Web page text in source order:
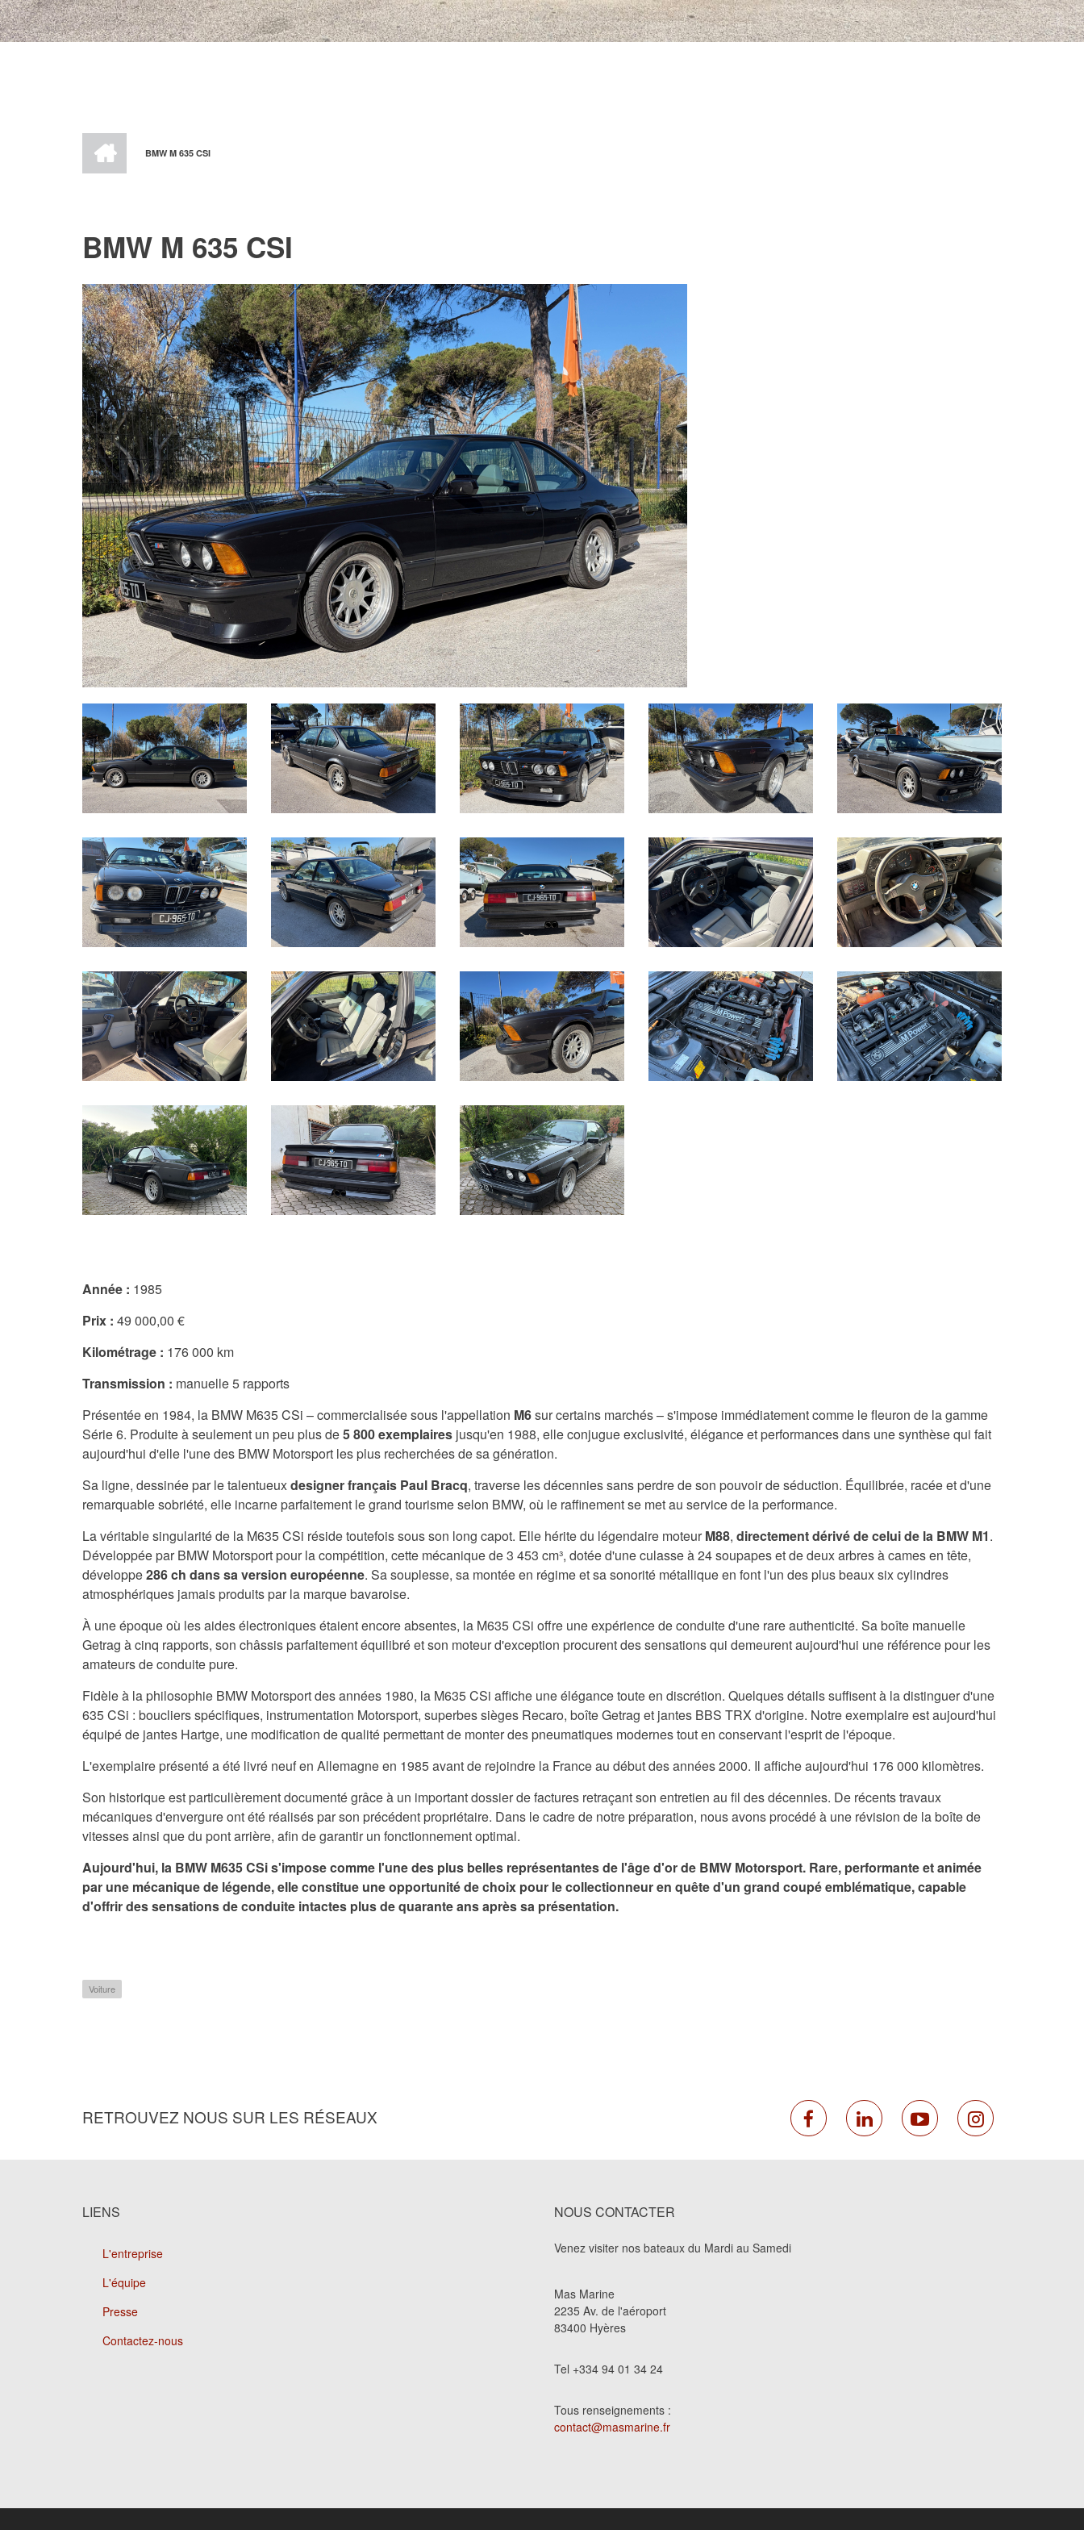
BREADCRUMB
BMW M 635 CSI
BMW M 635 CSI
Année : 1985
Prix : 49 000,00 €
Kilométrage : 176 000 km
Transmission : manuelle 5 rapports
Présentée en 1984, la BMW M635 CSi – commercialisée sous l'appellation M6sur certains marchés – s'impose immédiatement comme le fleuron de la gamme
Série 6. Produite à seulement un peu plus de5 800 exemplaires jusqu'en 1988, elle conjugue exclusivité, élégance et performances dans une synthèse qui fait
aujourd'hui d'elle l'une des BMW Motorsport les plus recherchées de sa génération.
Sa ligne, dessinée par le talentueuxdesigner français Paul Bracq, traverse les décennies sans perdre de son pouvoir de séduction. Équilibrée, racée et d'une
remarquable sobriété, elle incarne parfaitement le grand tourisme selon BMW, où le raffinement se met au service de la performance.
La véritable singularité de la M635 CSi réside toutefois sous son long capot. Elle hérite du légendaire moteurM88, directement dérivé de celui de la BMW M1.
Développée par BMW Motorsport pour la compétition, cette mécanique de 3 453 cm³, dotée d'une culasse à 24 soupapes et de deux arbres à cames en tête,
développe286ch dans sa version européenne. Sa souplesse, sa montée en régime et sa sonorité métallique en font l'un des plus beaux six cylindres
atmosphériques jamais produits par la marque bavaroise.
À une époque où les aides électroniques étaient encore absentes, la M635 CSi offre une expérience de conduite d'une rare authenticité. Sa boîte manuelle
Getrag à cinq rapports, son châssis parfaitement équilibré et son moteur d'exception procurent des sensations qui demeurent aujourd'hui une référence pour les
amateurs de conduite pure.
Fidèle à la philosophie BMW Motorsport des années 1980, la M635 CSi affiche une élégance toute en discrétion. Quelques détails suffisent à la distinguer d'une
635 CSi : boucliers spécifiques, instrumentation Motorsport, superbes sièges Recaro, boîte Getrag et jantes BBS TRX d'origine. Notre exemplaire est aujourd'hui
équipé de jantes Hartge, une modification de qualité permettant de monter des pneumatiques modernes tout en conservant l'esprit de l'époque.
L'exemplaire présenté a été livré neuf en Allemagne en 1985 avant de rejoindre la France au début des années 2000. Il affiche aujourd'hui 176 000 kilomètres.
Son historique est particulièrement documenté grâce à un important dossier de factures retraçant son entretien au fil des décennies. De récents travaux
mécaniques d'envergure ont été réalisés par son précédent propriétaire. Dans le cadre de notre préparation, nous avons procédé à une révision de la boîte de
vitesses ainsi que du pont arrière, afin de garantir un fonctionnement optimal.
Aujourd'hui, la BMW M635 CSi s'impose comme l'une des plus belles représentantes de l'âge d'or de BMW Motorsport. Rare, performante et animée
par une mécanique de légende, elle constitue une opportunité de choix pour le collectionneur en quête d'un grand coupé emblématique, capable
d'offrir des sensations de conduite intactes plus de quarante ans après sa présentation.
Voiture
RETROUVEZ NOUS SUR LES RÉSEAUX facebooklinkedinyoutubeinstagram
LIENS
L'entreprise
L'équipe
Presse
Contactez-nous
NOUS CONTACTER
Venez visiter nos bateaux du Mardi au Samedi
Mas Marine
2235 Av. de l'aéroport
83400 Hyères
Tel +334 94 01 34 24
Tous renseignements :
contact@masmarine.fr